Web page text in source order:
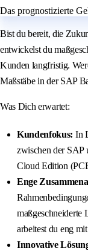
Das prognostizierte
Bist du bereit, die
entwickelst du
Kunden langfristig.
Maßstäbe in der SAP
Was Dich erwartet:
Kundenfokus: In
zwischen der SAP
Cloud Edition
Enge
maßgeschneiderte
arbeitest du eng
Innovative